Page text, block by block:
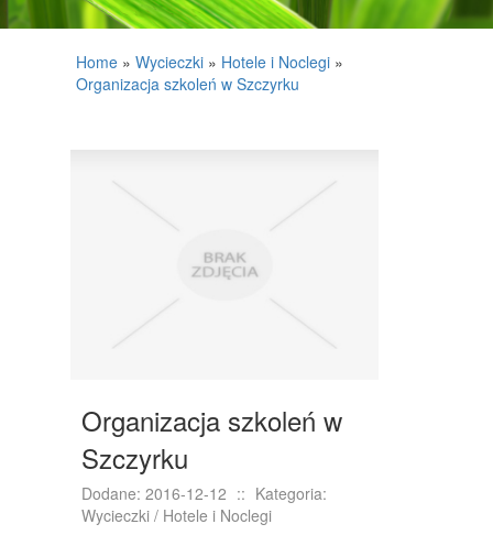
MATERIAŁY BUDOWLANE
NIERUCHOMOŚCI, DZIAŁKI
KURSY JĘZYKOWE
KURSY I SZKOLENIA
TŁUMACZENIA
Home » Wycieczki » Hotele i Noclegi »
Organizacja szkoleń w Szczyrku
Organizacja szkoleń w
Szczyrku
Dodane: 2016-12-12 :: Kategoria:
Wycieczki / Hotele i Noclegi